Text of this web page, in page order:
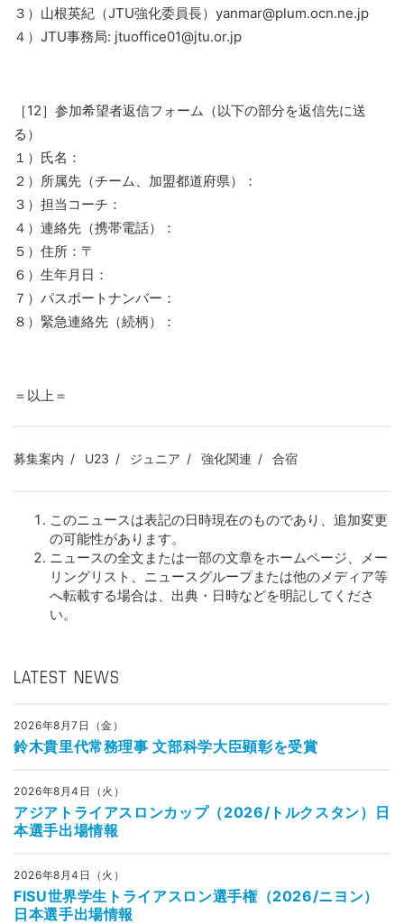
３）山根英紀（JTU強化委員長）yanmar@plum.ocn.ne.jp
４）JTU事務局: jtuoffice01@jtu.or.jp
［12］参加希望者返信フォーム（以下の部分を返信先に送
る）
１）氏名：
２）所属先（チーム、加盟都道府県）：
３）担当コーチ：
４）連絡先（携帯電話）：
５）住所：〒
６）生年月日：
７）パスポートナンバー：
８）緊急連絡先（続柄）：
＝以上＝
募集案内 U23 ジュニア 強化関連 合宿
このニュースは表記の日時現在のものであり、追加変更
の可能性があります。
ニュースの全文または一部の文章をホームページ、メー
リングリスト、ニュースグループまたは他のメディア等
へ転載する場合は、出典・日時などを明記してくださ
い。
LATEST NEWS
2026年8月7日（金）
鈴木貴里代常務理事 文部科学大臣顕彰を受賞
2026年8月4日（火）
アジアトライアスロンカップ（2026/トルクスタン）日
本選手出場情報
2026年8月4日（火）
FISU世界学生トライアスロン選手権（2026/ニヨン）
日本選手出場情報